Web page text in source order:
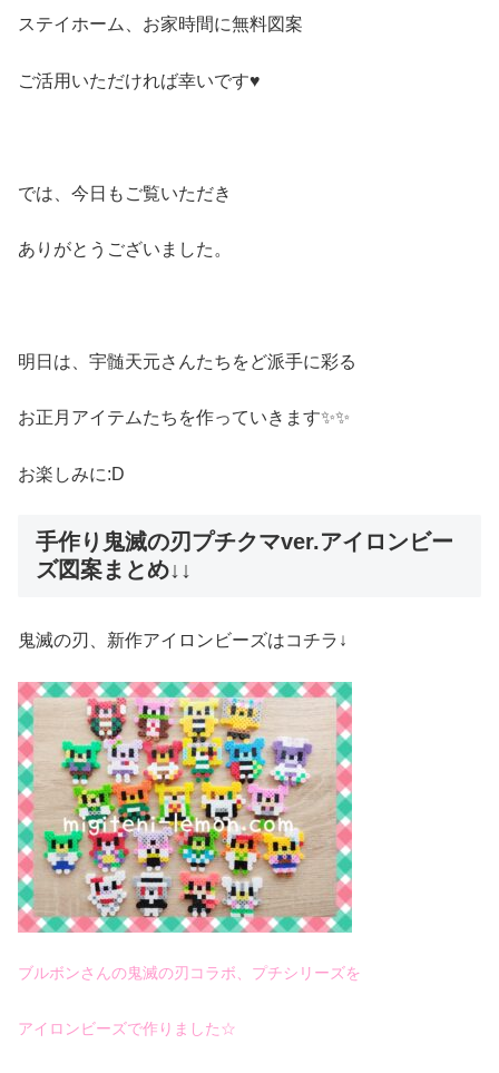
ステイホーム、お家時間に無料図案
ご活用いただければ幸いです♥
では、今日もご覧いただき
ありがとうございました。
明日は、宇髄天元さんたちをど派手に彩る
お正月アイテムたちを作っていきます✨✨
お楽しみに:D
手作り鬼滅の刃プチクマver.アイロンビー
ズ図案まとめ↓↓
鬼滅の刃、新作アイロンビーズはコチラ↓
ブルボンさんの鬼滅の刃コラボ、プチシリーズを
アイロンビーズで作りました☆